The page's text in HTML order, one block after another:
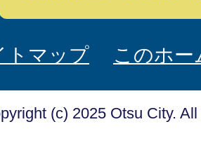
トマップ このホ
(c) 2025 Otsu City.